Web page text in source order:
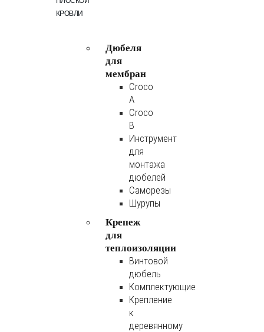
КРОВЛИ
Дюбеля
для
мембран
Croco
A
Croco
B
Инструмент
для
монтажа
дюбелей
Саморезы
Шурупы
Крепеж
для
теплоизоляции
Винтовой
дюбель
Комплектующие
Крепление
к
деревянному